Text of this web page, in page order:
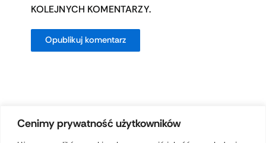
Cenimy prywatność użytkowników
KOLEJNYCH KOMENTARZY.